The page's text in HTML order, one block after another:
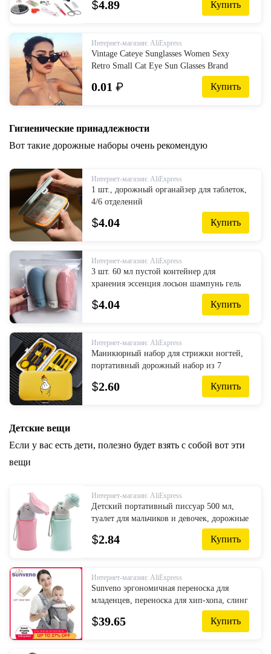
аксессуары для вышивки нитей
$4.89 Купить
Интернет-магазин: AliExpress
Vintage Cateye Sunglasses Women Sexy
Retro Small Cat Eye Sun Glasses Brand
Designer Colorful Eyewear For Female
Oculos De Sol|Women's Sunglasses| -
0.01 ₽ Купить
Гигиенические принадлежности
Вот такие дорожные наборы очень рекомендую
Интернет-магазин: AliExpress
1 шт., дорожный органайзер для таблеток,
4/6 отделений
$4.04 Купить
Интернет-магазин: AliExpress
3 шт. 60 мл пустой контейнер для
хранения эссенция лосьон шампунь гель
для душа портативный многоразовый
Набор для путешествий косметический...
$4.04 Купить
Интернет-магазин: AliExpress
Маникюрный набор для стрижки ногтей,
портативный дорожный набор из 7
предметов, нержавеющая сталь триммер,
ножницы, аксессуары, инструменты
$2.60 Купить
Детские вещи
Если у вас есть дети, полезно будет взять с собой вот эти
вещи
Интернет-магазин: AliExpress
Детский портативный писсуар 500 мл,
туалет для мальчиков и девочек, дорожные
принадлежности, тренировочный горшок
1 шт.
$2.84 Купить
Интернет-магазин: AliExpress
Sunveno эргономичная переноска для
младенцев, переноска для хип-хопа, слинг
кенгуру, лицевая сторона, рюкзаки для
детей, одежда для путешествий
$39.65 Купить